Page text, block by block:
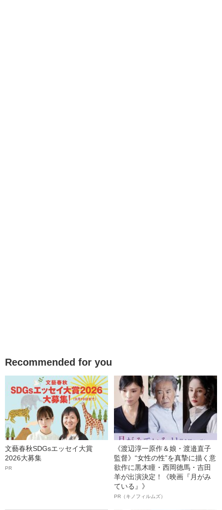
Recommended for you
文藝春秋SDGsエッセイ大賞
2026大募集
PR
《渡辺淳一原作＆娘・渡邉直子
監督》“女性の性”を真摯に描く意
欲作に黒木瞳・西岡德馬・吉田
羊が出演決定！《映画『月がみ
ている』》
PR（キノフィルムズ）